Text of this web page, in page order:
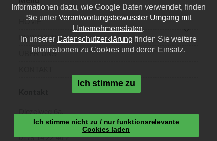
HOME
PRODUKTE
ÜBER UNS
40468 Düsseldorf
0178 14 22 40 2
Informationen dazu, wie Google Daten verwendet, finden
Sie unter Verantwortungsbewusster Umgang mit
Unternehmensdaten.
In unserer Datenschutzerklärung finden Sie weitere
Informationen zu Cookies und deren Einsatz.
Ich stimme zu
Ich stimme nicht zu / nur funktionsrelevante
Cookies laden